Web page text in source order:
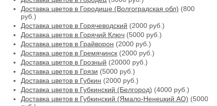
Доставка цветов в Городище (Волгоградская обл) (800
руб.)
Доставка цветов в Горячеводский (2000 руб.)
Доставка цветов в Горячий Ключ (5000 руб.)
Доставка цветов в Грайворон (2000 руб.)
Доставка цветов в Гремячинск (2000 руб.)
Доставка цветов в Грозный (20000 руб.)
Доставка цветов в Грязи (5000 руб.)
Доставка цветов в Губкин (2000 руб.)
Доставка цветов в Губкинский (Белгород) (4000 руб.)
Доставка цветов в Губкинский (Ямало-Ненецкий АО) (5000